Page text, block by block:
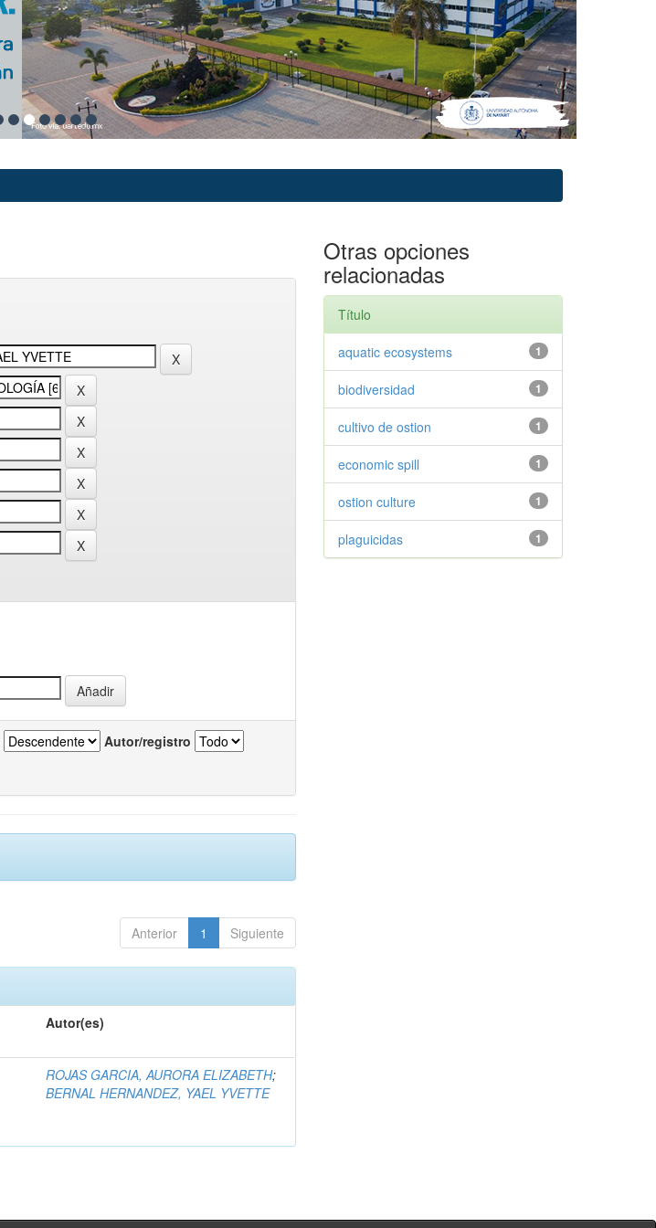
Autor/registro
Anterior 1 Siguiente
Autor(es)
ROJAS GARCIA, AURORA ELIZABETH;
BERNAL HERNANDEZ, YAEL YVETTE
Otras opciones
relacionadas
Título
1
aquatic ecosystems
1
biodiversidad
1
cultivo de ostion
1
economic spill
1
ostion culture
1
plaguicidas